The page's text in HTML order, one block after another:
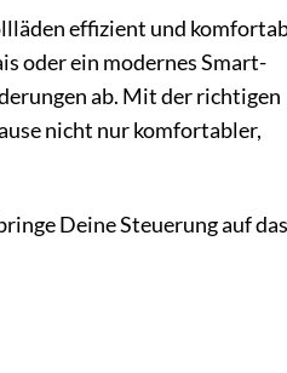
effizient und
oder ein modernes Smart-
ab. Mit der richtigen
nicht nur komfortabler,
Deine Steuerung auf das